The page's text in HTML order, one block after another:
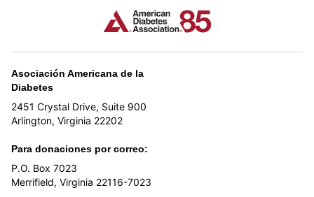
Asociación Americana de la
Diabetes
2451 Crystal Drive, Suite 900
Arlington, Virginia 22202
Para donaciones por correo:
P.O. Box 7023
Merrifield, Virginia 22116-7023